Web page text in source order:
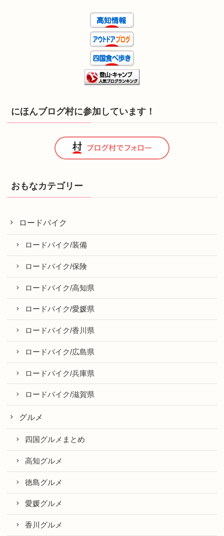
にほんブログ村に参加しています！
おもなカテゴリー
ロードバイク
ロードバイク/装備
ロードバイク/保険
ロードバイク/高知県
ロードバイク/愛媛県
ロードバイク/香川県
ロードバイク/広島県
ロードバイク/兵庫県
ロードバイク/滋賀県
グルメ
四国グルメまとめ
高知グルメ
徳島グルメ
愛媛グルメ
香川グルメ